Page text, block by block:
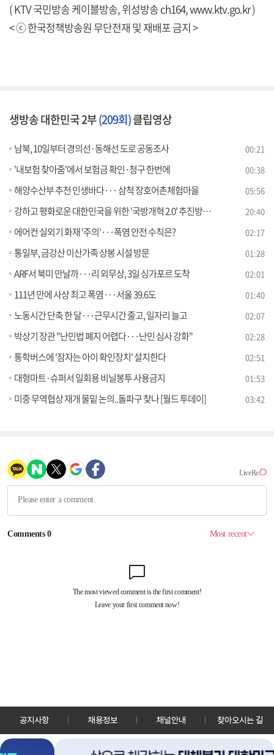
( KTV 국민방송 케이블방송, 위성방송 ch164,www.ktv.go.kr)
< ⓒ 한국정책방송원 무단전재 및 재배포 금지 >
생방송 대한민국 2부(209회)클립영상
남북, 10일부터 경의선·동해선 도로 공동조사 00:21
'내보험 찾아줌'에서 보험금 확인·청구 한번에 00:38
해양수산부 추천 인생바다··· 삼척 장호어촌체험마을 05:56
강하고 평화로운 대한민국을 위한 '국방개혁 2.0' 추진방향과 목표는? [정책 공감] 20:40
에어컨 실외기 화재 '주의'···폭염 안전 수칙은? 02:17
통일부, 금강산 이산가족 상봉 시설 방문 01:28
ARF서 북미 만날까···리 외무상, 3일 싱가포르 도착 02:01
111년 만에 사상 최고 폭염···서울 39.6도 01:40
노동시간 단축 한 달···근무시간 줄고, 일자리 늘고 02:07
박상기 장관 "난민법 폐지 어렵다···난민 심사 강화" 02:28
통학버스에 '잠자는 아이 확인장치' 설치한다 02:51
대형마트·슈퍼서 일회용 비닐봉투 사용금지 01:53
미중 무역협상 재개 물밑 논의..돌파구 찾나 [월드 투데이] 03:42
공지사항 채용정보 채널안내 찾아오시는 길
30128 세종특별자치시 정부2청사로 13 한국정책방송원 KTV